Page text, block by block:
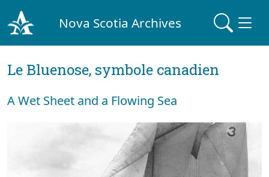
Nova Scotia Archives
Le Bluenose, symbole canadien
A Wet Sheet and a Flowing Sea